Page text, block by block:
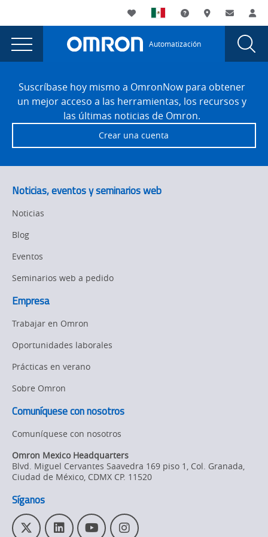
currently
viewing
the
Food
Beverage
with
Motion
page.
Utility
Navigation
My List Soporte DóndeContacto
Main
Navigation
Automatización
Enhancing
Food
and
Beverage
Manufacturing
with
Motion
Control
FooterSuscríbase hoy mismo a OmronNow para obtener
un mejor acceso a las herramientas, los recursos y
las últimas noticias de Omron.
Crear una cuenta
Noticias, eventos y seminarios web
Noticias
Blog
Eventos
Seminarios web a pedido
Empresa
Trabajar en Omron
Oportunidades laborales
Prácticas en verano
Sobre Omron
Comuníquese con nosotros
Comuníquese con nosotros
Omron Mexico Headquarters
Blvd. Miguel Cervantes Saavedra 169 piso 1, Col. Granada,
Ciudad de México, CDMX CP. 11520
Síganos
T L Y I